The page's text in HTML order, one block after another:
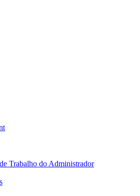
Trabalho do Administrador